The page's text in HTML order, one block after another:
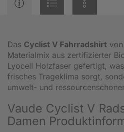
Das Cyclist V Fahrradshirt von
Materialmix aus zertifizierter
Lyocell Holzfaser gefertigt,
frisches Trageklima sorgt,
umwelt- und
Vaude Cyclist V
Damen